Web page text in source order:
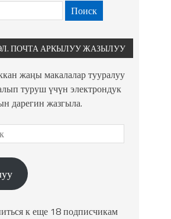
ПОЧТА АРКЫЛУУ ЖАЗЫЛУУ
жаңы макалалар тууралуу
туруш үчүн электрондук
дарегин жазгыла.
к еще 18 подписчикам